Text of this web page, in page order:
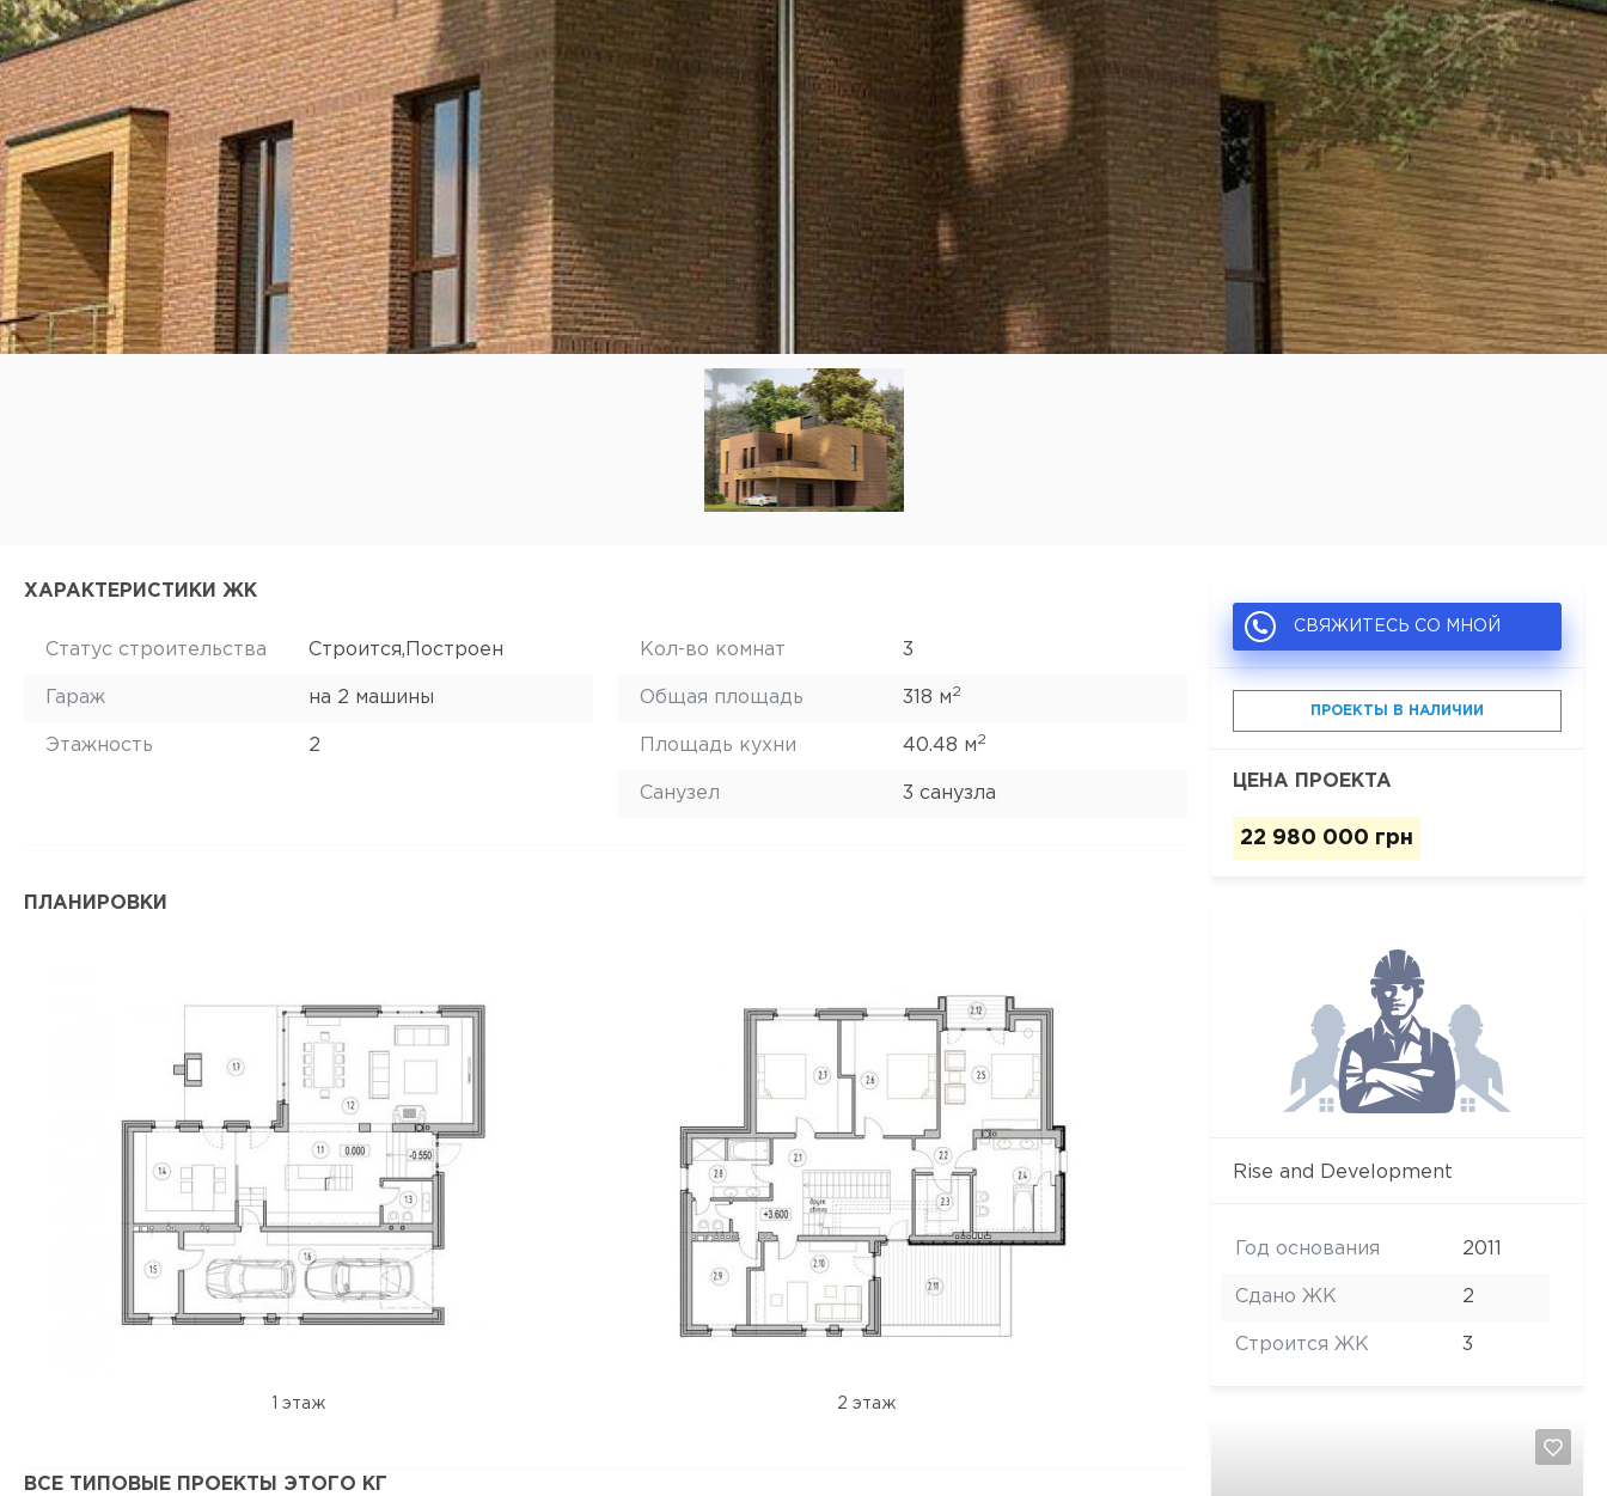
ХАРАКТЕРИСТИКИ ЖК
Статус строительства Строится,Построен
Гараж на 2 машины
Этажность 2
Кол-во комнат 3
Общая площадь 318 м2
Площадь кухни 40.48 м2
Санузел 3 санузла
ПЛАНИРОВКИ
1 этаж 2 этаж
ВСЕ ТИПОВЫЕ ПРОЕКТЫ ЭТОГО КГ
СВЯЖИТЕСЬ СО МНОЙ
ПРОЕКТЫ В НАЛИЧИИ
ЦЕНА ПРОЕКТА
22 980 000 грн
Rise and Development
Год основания 2011
Сдано ЖК 2
Строится ЖК 3